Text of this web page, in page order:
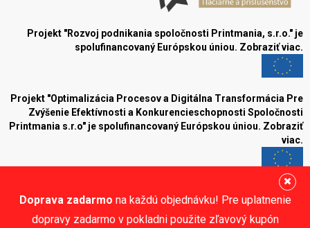
Doprava zadarmo na každú objednávku! Pre uplatnenie
dopravy zadarmo v pokladni použite zľavový kupón
Projekt "Rozvoj podnikania spoločnosti Printmania, s.r.o." je
spolufinancovaný Európskou úniou. Zobraziť viac.
Projekt "Optimalizácia Procesov a Digitálna Transformácia Pre
Zvýšenie Efektívnosti a Konkurencieschopnosti Spoločnosti
Printmania s.r.o" je spolufinancovaný Európskou úniou. Zobraziť
viac.
Blog